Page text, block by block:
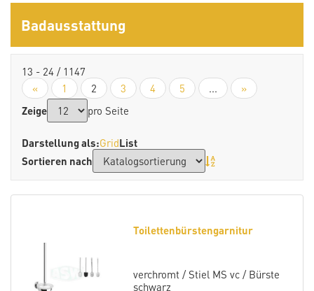
Badausstattung
13 - 24 / 1147
«
1 2 3 4 5 ...
»
Zeige
pro Seite
Darstellung als:GridList
Sortieren nach
Toilettenbürstengarnitur
verchromt / Stiel MS vc / Bürste
schwarz